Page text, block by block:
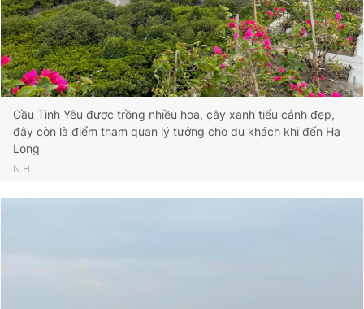
Cầu Tình Yêu được trồng nhiều hoa, cây xanh tiểu cảnh đẹp,
đây còn là điểm tham quan lý tưởng cho du khách khi đến Hạ
Long
N.H